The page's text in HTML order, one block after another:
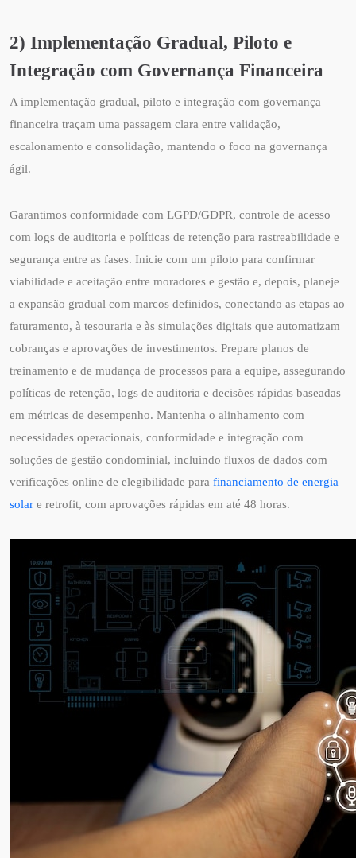
2) Implementação Gradual, Piloto e
Integração com Governança Financeira
A implementação gradual, piloto e integração com governança
financeira traçam uma passagem clara entre validação,
escalonamento e consolidação, mantendo o foco na governança
ágil.
Garantimos conformidade com LGPD/GDPR, controle de acesso
com logs de auditoria e políticas de retenção para rastreabilidade e
segurança entre as fases. Inicie com um piloto para confirmar
viabilidade e aceitação entre moradores e gestão e, depois, planeje
a expansão gradual com marcos definidos, conectando as etapas ao
faturamento, à tesouraria e às simulações digitais que automatizam
cobranças e aprovações de investimentos. Prepare planos de
treinamento e de mudança de processos para a equipe, assegurando
políticas de retenção, logs de auditoria e decisões rápidas baseadas
em métricas de desempenho. Mantenha o alinhamento com
necessidades operacionais, conformidade e integração com
soluções de gestão condominial, incluindo fluxos de dados com
verificações online de elegibilidade para financiamento de energia
solar e retrofit, com aprovações rápidas em até 48 horas.